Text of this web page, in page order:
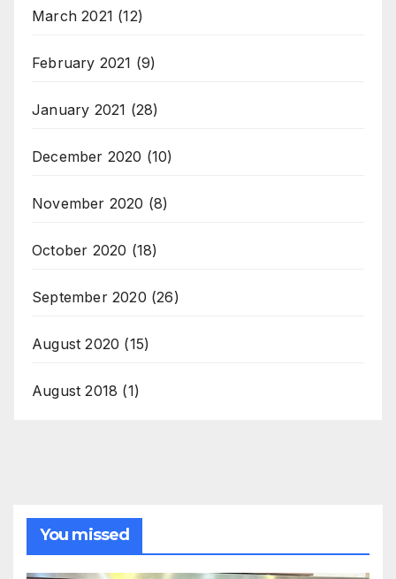
March 2021 (12)
February 2021 (9)
January 2021 (28)
December 2020 (10)
November 2020 (8)
October 2020 (18)
September 2020 (26)
August 2020 (15)
August 2018 (1)
You missed